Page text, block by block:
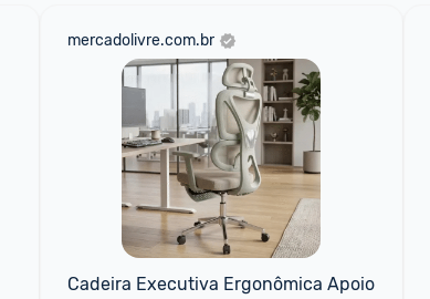
mercadolivre.com.br
Cadeira Executiva Ergonômica Apoio